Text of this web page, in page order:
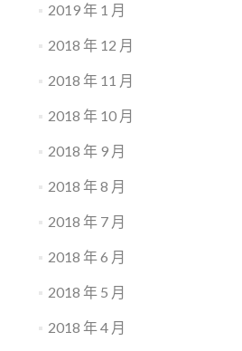
2019 年 1 月
2018 年 12 月
2018 年 11 月
2018 年 10 月
2018 年 9 月
2018 年 8 月
2018 年 7 月
2018 年 6 月
2018 年 5 月
2018 年 4 月